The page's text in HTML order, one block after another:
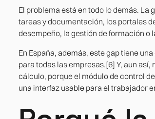
El problema está en todo lo demás.
tareas y documentación, los portales
desempeño, la gestión de formación o
En España, además, este gap tiene
para todas las empresas.[6] Y, aun
cálculo, porque el módulo de control
una interfaz usable para el trabajador